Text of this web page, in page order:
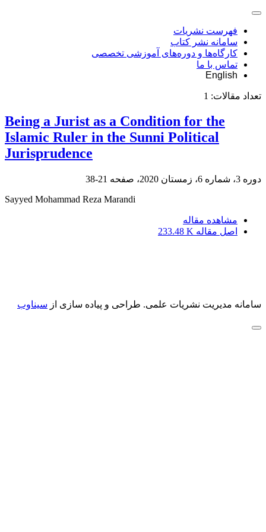
فهرست نشریات
سامانه نشر کتاب
کارگاه‌ها و دوره‌های آموزشی تخصصی
تماس با ما
English
تعداد مقالات: 1
Being a Jurist as a Condition for the
Islamic Ruler in the Sunni Political
Jurisprudence
دوره 3، شماره 6، زمستان 2020، صفحه
21-38
Sayyed Mohammad Reza Marandi
مشاهده مقاله
اصل مقاله 233.48 K
سامانه مدیریت نشریات علمی. طراحی و پیاده سازی از سیناوب